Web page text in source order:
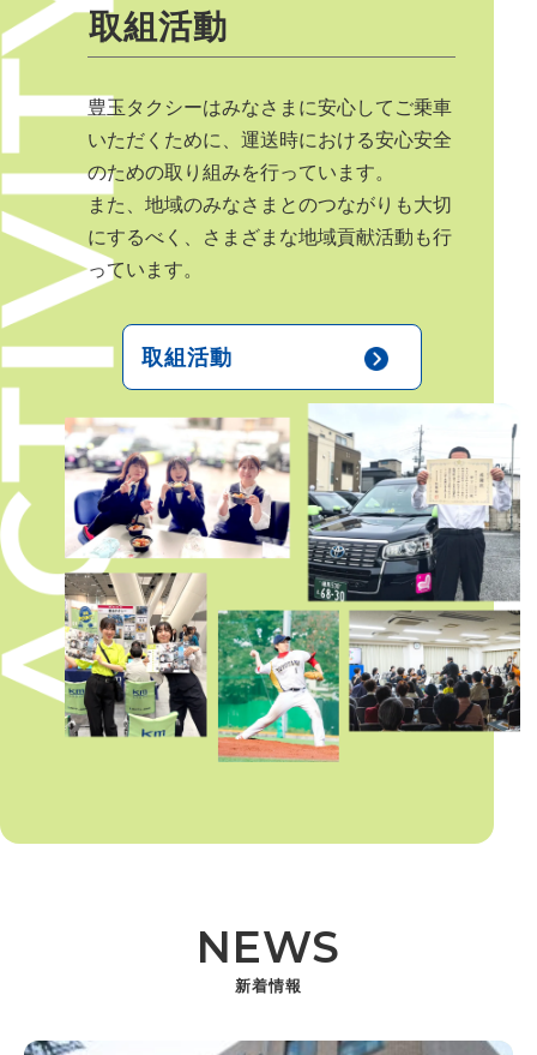
取組活動
豊玉タクシーはみなさまに安心してご乗車
いただくために、運送時における安心安全
のための取り組みを行っています。
また、地域のみなさまとのつながりも大切
にするべく、さまざまな地域貢献活動も行
っています。
取組活動
NEWS
新着情報